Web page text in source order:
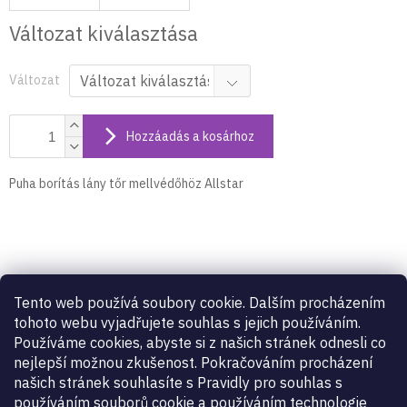
Tento web používá soubory cookie. Dalším procházením
tohoto webu vyjadřujete souhlas s jejich používáním.
Používáme cookies, abyste si z našich stránek odnesli co
nejlepší možnou zkušenost. Pokračováním procházení
našich stránek souhlasíte s Pravidly pro souhlas s
používáním souborů cookie a používáním technologie
Változat kiválasztása
Változat
Hozzáadás a kosárhoz
Puha borítás lány tőr mellvédőhöz Allstar
Puha borítás lány tőr mellvédőhöz Allstar
Kiegészítő paraméterek